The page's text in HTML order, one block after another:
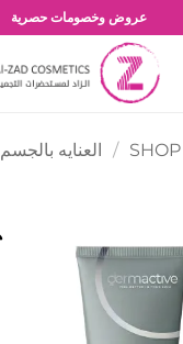
مجاني للطلبات بقيمة 1500 جنية أو أكثر
عروض وخصومات حصرية
SHOP
/ العنايه بالجسم BODY CARE